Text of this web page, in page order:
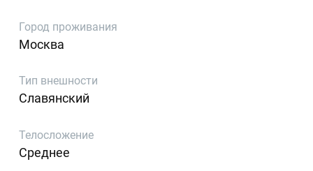
Город проживания
Москва
Тип внешности
Славянский
Телосложение
Среднее